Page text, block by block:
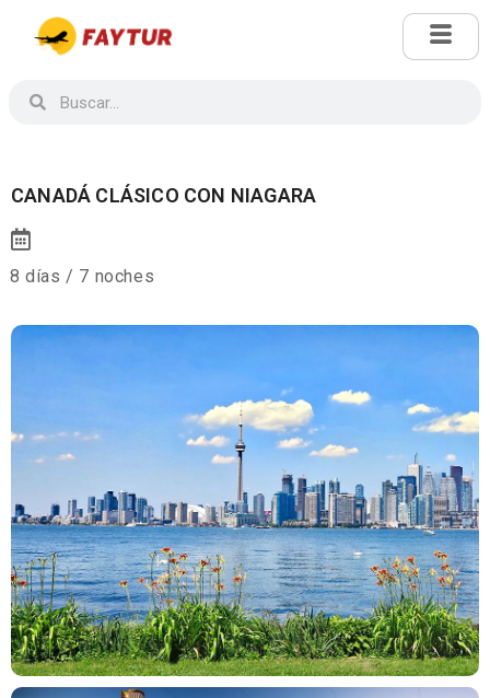
CANADÁ CLÁSICO CON NIAGARA
8 días / 7 noches